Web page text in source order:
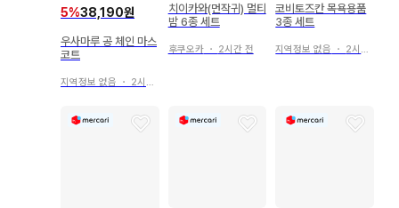
5%38,190원
우사마루 공 체인 마스
코트
지역정보 없음 ・ 2시간 전
치이카와(먼작귀) 멀티
밤 6종 세트
후쿠오카・ 2시간 전
코비토즈칸 목욕용품
3종 세트
지역정보 없음 ・ 2시간 전